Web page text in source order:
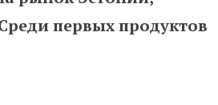
первых продуктов